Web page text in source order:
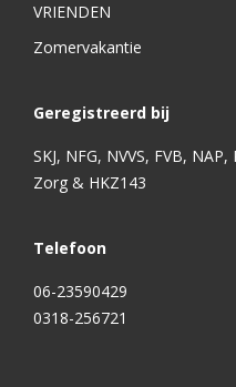
VRIENDEN
Zomervakantie
Geregistreerd bij
SKJ, NFG, NVVS, FVB,
Zorg & HKZ143
Telefoon
06-23590429
0318-256721